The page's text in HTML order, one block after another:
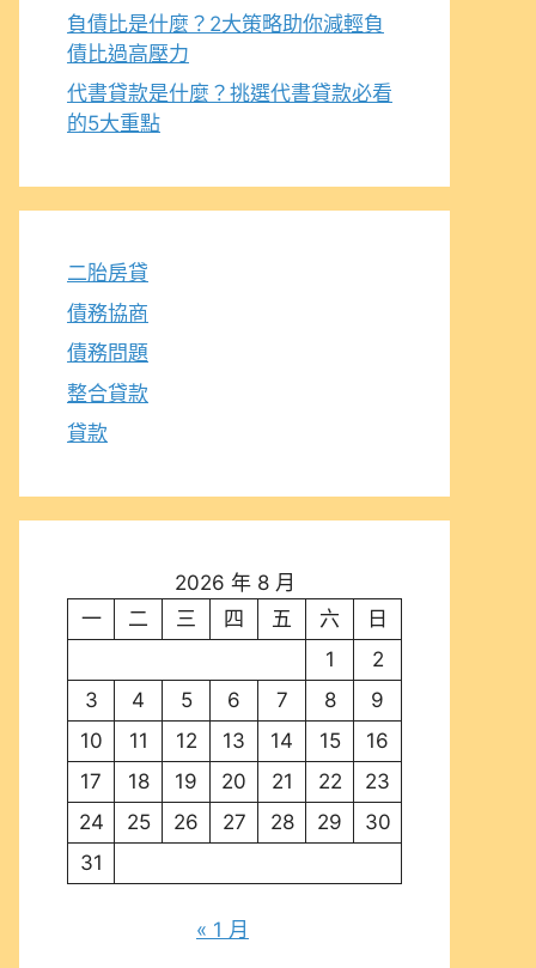
負債比是什麼？2大策略助你減輕負
債比過高壓力
代書貸款是什麼？挑選代書貸款必看
的5大重點
二胎房貸
債務協商
債務問題
整合貸款
貸款
2026 年 8 月
一
二 三 四 五 六
日
1
2
3
4 5 6 7 8
9
10
11 12 13 14 15
16
17
18 19 20 21 22
23
24
25 26 27 28 29
30
31
« 1 月